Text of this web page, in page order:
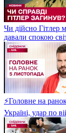
Чи дійсно Гітлер
давали спокою
⚡Головне на
Україні, удар по